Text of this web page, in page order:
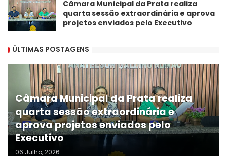
Câmara Municipal da Prata realiza
quarta sessão extraordinária e aprova
projetos enviados pelo Executivo
ÚLTIMAS POSTAGENS
Câmara Municipal da Prata realiza
quarta sessão extraordinária e
aprova projetos enviados pelo
Executivo
06 Julho, 2026